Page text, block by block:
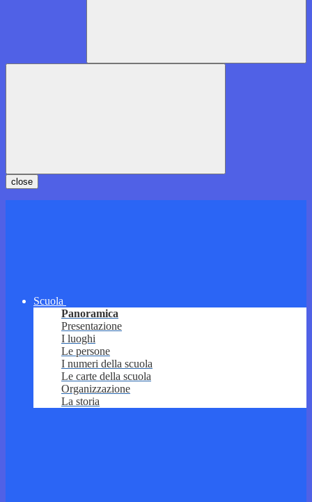
close
Scuola
Panoramica
Presentazione
I luoghi
Le persone
I numeri della scuola
Le carte della scuola
Organizzazione
La storia